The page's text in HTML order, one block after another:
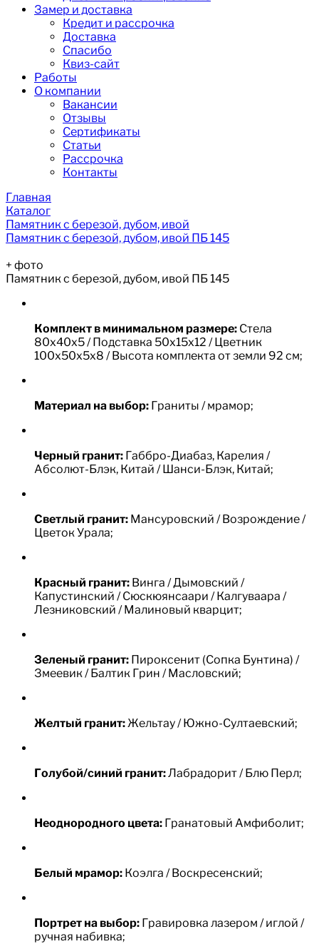
Замер и доставка
Кредит и рассрочка
Доставка
Спасибо
Квиз-сайт
Работы
О компании
Вакансии
Отзывы
Сертификаты
Статьи
Рассрочка
Контакты
Главная
Каталог
Памятник с березой, дубом, ивой
Памятник с березой, дубом, ивой ПБ 145
+ фото
Памятник с березой, дубом, ивой ПБ 145
Комплект в минимальном размере: Стела
80х40х5 / Подставка 50х15х12 / Цветник
100х50х5х8 / Высота комплекта от земли 92 см;
Материал на выбор: Граниты / мрамор;
Черный гранит: Габбро-Диабаз, Карелия /
Абсолют-Блэк, Китай / Шанси-Блэк, Китай;
Светлый гранит: Мансуровский / Возрождение /
Цветок Урала;
Красный гранит: Винга / Дымовский /
Капустинский / Сюскюянсаари / Калгуваара /
Лезниковский / Малиновый кварцит;
Зеленый гранит: Пироксенит (Сопка Бунтина) /
Змеевик / Балтик Грин / Масловский;
Желтый гранит:Жельтау / Южно-Султаевский;
Голубой/синий гранит:Лабрадорит / Блю Перл;
Неоднородного цвета: Гранатовый Амфиболит;
Белый мрамор: Коэлга / Воскресенский;
Портрет на выбор: Гравировка лазером / иглой /
ручная набивка;